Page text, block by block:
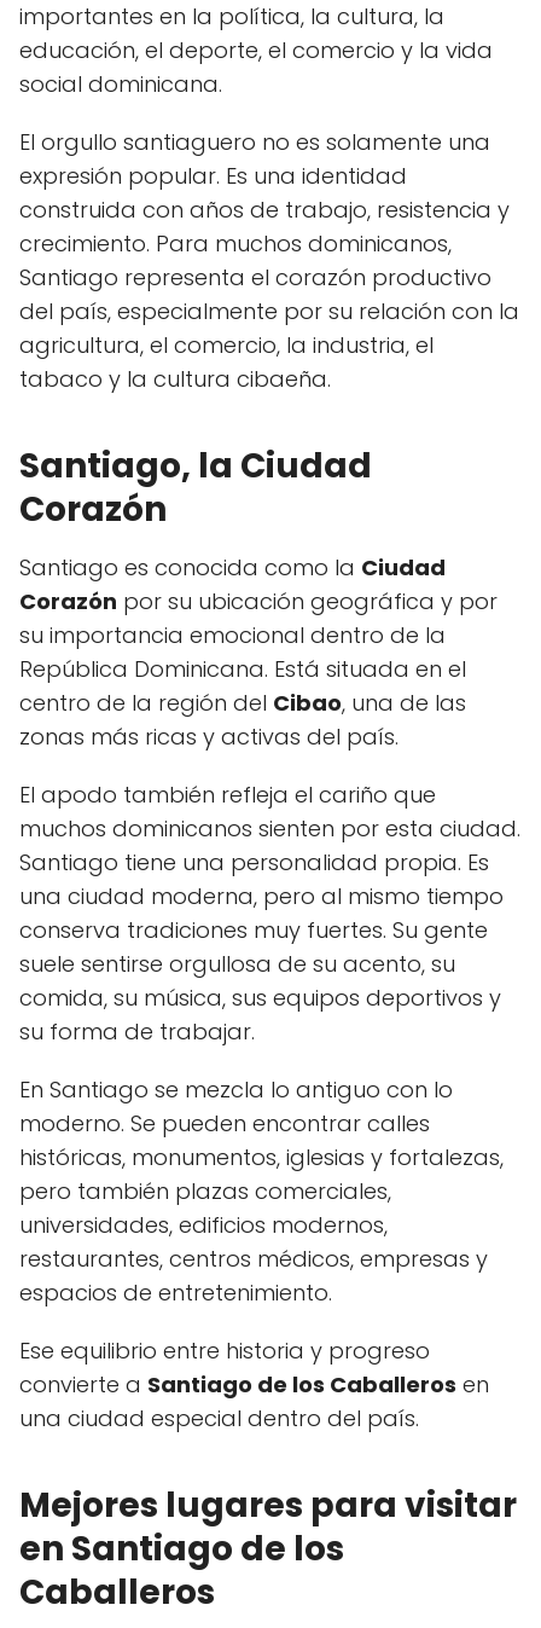
importantes en la política, la cultura, la
educación, el deporte, el comercio y la vida
social dominicana.
El orgullo santiaguero no es solamente una
expresión popular. Es una identidad
construida con años de trabajo, resistencia y
crecimiento. Para muchos dominicanos,
Santiago representa el corazón productivo
del país, especialmente por su relación con la
agricultura, el comercio, la industria, el
tabaco y la cultura cibaeña.
Santiago, la Ciudad
Corazón
Santiago es conocida como la Ciudad
Corazón por su ubicación geográfica y por
su importancia emocional dentro de la
República Dominicana. Está situada en el
centro de la región del Cibao, una de las
zonas más ricas y activas del país.
El apodo también refleja el cariño que
muchos dominicanos sienten por esta ciudad.
Santiago tiene una personalidad propia. Es
una ciudad moderna, pero al mismo tiempo
conserva tradiciones muy fuertes. Su gente
suele sentirse orgullosa de su acento, su
comida, su música, sus equipos deportivos y
su forma de trabajar.
En Santiago se mezcla lo antiguo con lo
moderno. Se pueden encontrar calles
históricas, monumentos, iglesias y fortalezas,
pero también plazas comerciales,
universidades, edificios modernos,
restaurantes, centros médicos, empresas y
espacios de entretenimiento.
Ese equilibrio entre historia y progreso
convierte a Santiago de los Caballeros en
una ciudad especial dentro del país.
Mejores lugares para visitar
en Santiago de los
Caballeros